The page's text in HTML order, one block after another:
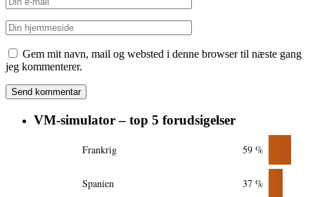
Gem mit navn, mail og websted i denne browser til næste gang
jeg kommenterer.
VM-simulator – top 5 forudsigelser
Frankrig 59 %
Spanien 37 %